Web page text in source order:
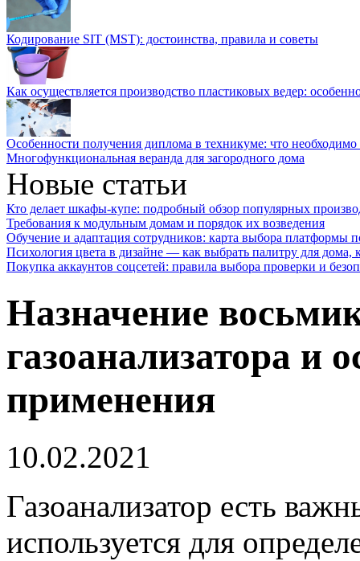
Кодирование SIT (MST): достоинства, правила и советы
Как осуществляется производство пластиковых ведер:
Особенности получения диплома в техникуме: что необходимо
Многофункциональная веранда для загородного дома
Новые статьи
Кто делает шкафы-купе: подробный обзор популярных
Требования к модульным домам и порядок их возведения
Обучение и адаптация сотрудников: карта выбора платформы
Психология цвета в дизайне — как выбрать палитру для дома,
Покупка аккаунтов соцсетей: правила выбора проверки и
Назначение
газоанализатора и
применения
10.02.2021
Газоанализатор есть
используется для